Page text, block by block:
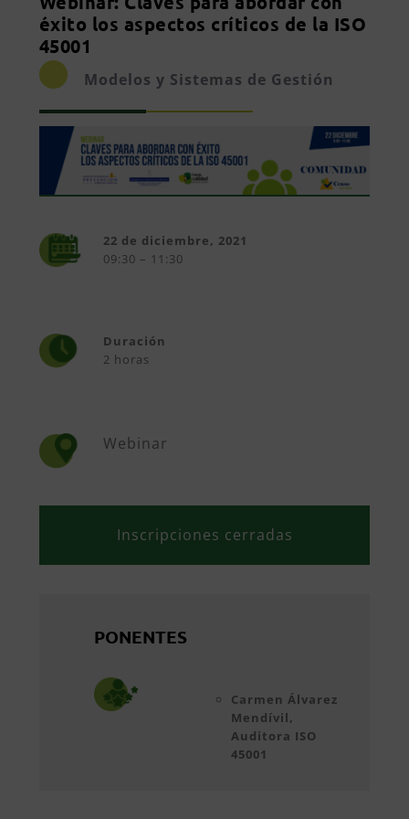
éxito los aspectos críticos de la ISO
45001
Modelos y Sistemas de Gestión
22 de diciembre, 2021
09:30 – 11:30
Duración
2 horas
Webinar
Inscripciones cerradas
PONENTES
Carmen Álvarez
Mendívil,
Auditora ISO
45001